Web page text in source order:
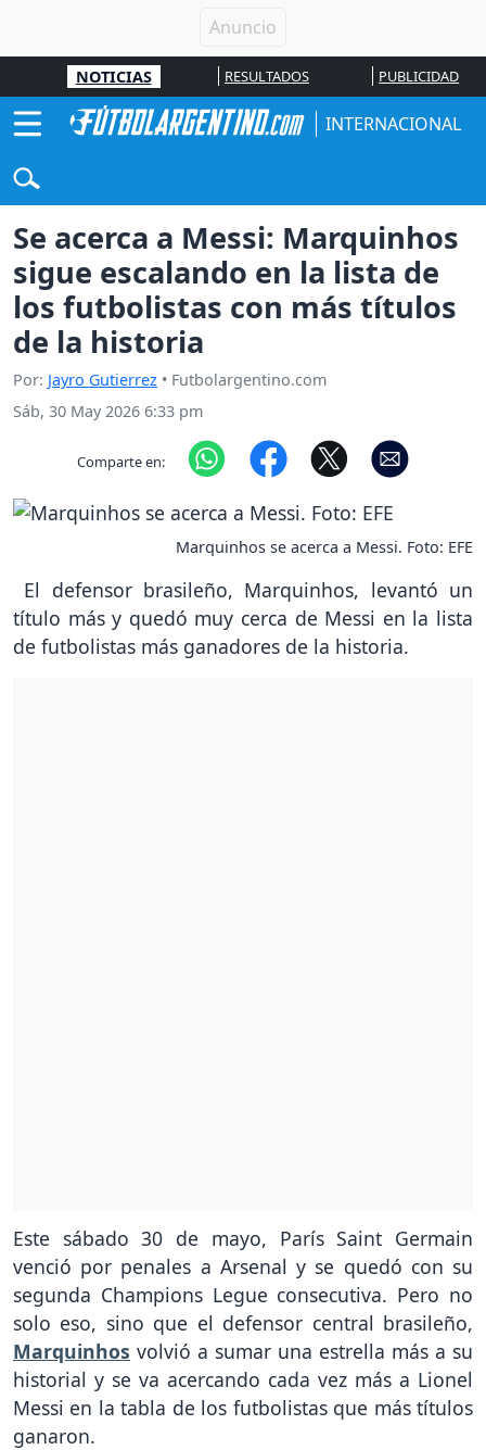
NOTICIAS RESULTADOS PUBLICIDAD
INTERNACIONAL
Se acerca a Messi: Marquinhos
sigue escalando en la lista de
los futbolistas con más títulos
de la historia
Por: Jayro Gutierrez • Futbolargentino.com
Sáb, 30 May 2026 6:33 pm
Comparte en:
Marquinhos se acerca a Messi. Foto: EFE
El defensor brasileño, Marquinhos, levantó un
título más y quedó muy cerca de Messi en la lista
de futbolistas más ganadores de la historia.
Este sábado 30 de mayo, París Saint Germain
venció por penales a Arsenal y se quedó con su
segunda Champions Legue consecutiva. Pero no
solo eso, sino que el defensor central brasileño,
Marquinhos volvió a sumar una estrella más a su
historial y se va acercando cada vez más a Lionel
Messi en la tabla de los futbolistas que más títulos
ganaron.